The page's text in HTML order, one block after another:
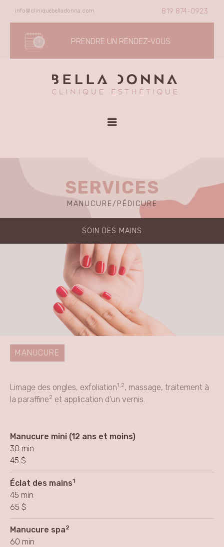
info@cliniquebelladonna.com 819 874-0923
PRENDRE UN RENDEZ-VOUS
SERVICES
MANUCURE/PÉDICURE
SOIN DES MAINS
MANUCURE
Limage des ongles, exfoliation1,2, massage, traitement à
la paraffine2 et application d’un vernis.
Manucure mini (12 ans et moins)
30 min
45 $
Éclat des mains1
45 min
65 $
Manucure spa2
60 min